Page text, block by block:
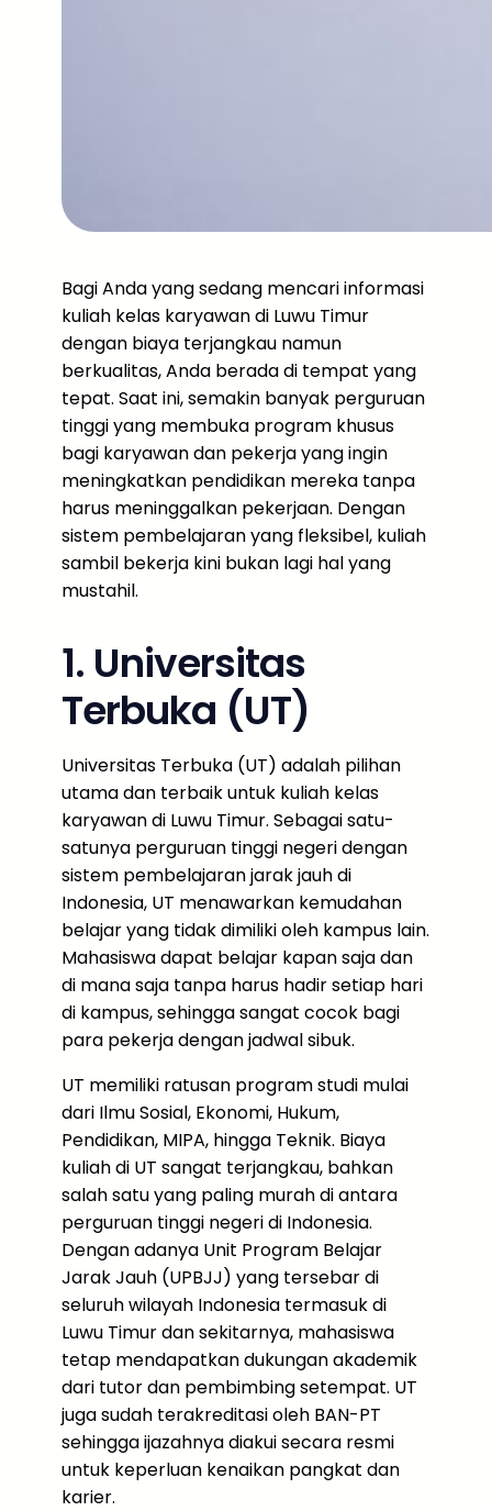
Bagi Anda yang sedang mencari informasi
kuliah kelas karyawan di Luwu Timur
dengan biaya terjangkau namun
berkualitas, Anda berada di tempat yang
tepat. Saat ini, semakin banyak perguruan
tinggi yang membuka program khusus
bagi karyawan dan pekerja yang ingin
meningkatkan pendidikan mereka tanpa
harus meninggalkan pekerjaan. Dengan
sistem pembelajaran yang fleksibel, kuliah
sambil bekerja kini bukan lagi hal yang
mustahil.
1. Universitas
Terbuka (UT)
Universitas Terbuka (UT) adalah pilihan
utama dan terbaik untuk kuliah kelas
karyawan di Luwu Timur. Sebagai satu-
satunya perguruan tinggi negeri dengan
sistem pembelajaran jarak jauh di
Indonesia, UT menawarkan kemudahan
belajar yang tidak dimiliki oleh kampus lain.
Mahasiswa dapat belajar kapan saja dan
di mana saja tanpa harus hadir setiap hari
di kampus, sehingga sangat cocok bagi
para pekerja dengan jadwal sibuk.
UT memiliki ratusan program studi mulai
dari Ilmu Sosial, Ekonomi, Hukum,
Pendidikan, MIPA, hingga Teknik. Biaya
kuliah di UT sangat terjangkau, bahkan
salah satu yang paling murah di antara
perguruan tinggi negeri di Indonesia.
Dengan adanya Unit Program Belajar
Jarak Jauh (UPBJJ) yang tersebar di
seluruh wilayah Indonesia termasuk di
Luwu Timur dan sekitarnya, mahasiswa
tetap mendapatkan dukungan akademik
dari tutor dan pembimbing setempat. UT
juga sudah terakreditasi oleh BAN-PT
sehingga ijazahnya diakui secara resmi
untuk keperluan kenaikan pangkat dan
karier.